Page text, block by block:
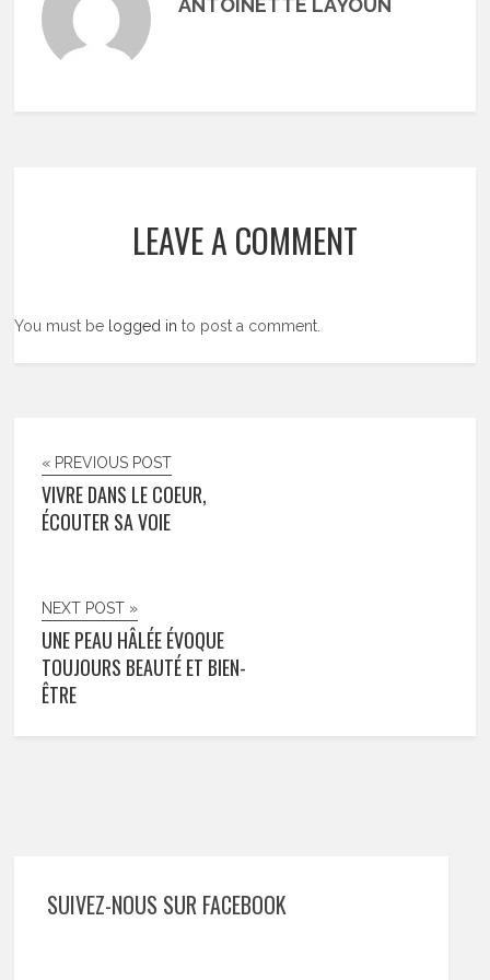
ANTOINETTE LAYOUN
LEAVE A COMMENT
You must be logged in to post a comment.
« PREVIOUS POST
VIVRE DANS LE COEUR,
ÉCOUTER SA VOIE
NEXT POST »
UNE PEAU HÂLÉE ÉVOQUE
TOUJOURS BEAUTÉ ET BIEN-
ÊTRE
SUIVEZ-NOUS SUR FACEBOOK